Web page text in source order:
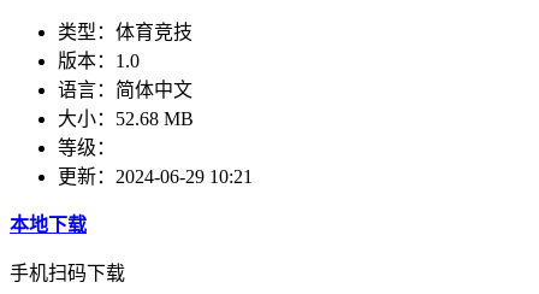
类型： 体育竞技
版本： 1.0
语言： 简体中文
大小： 52.68 MB
等级：
更新： 2024-06-29 10:21
本地下载
手机扫码下载